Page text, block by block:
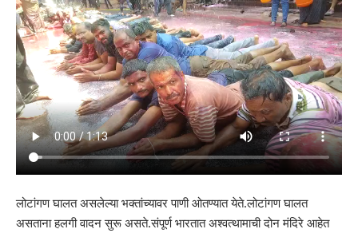
लोटांगण घालत असलेल्या भक्तांच्यावर पाणी ओतण्यात येते.लोटांगण घालत
असताना हलगी वादन सुरू असते.संपूर्ण भारतात अश्वत्थामाची दोन मंदिरे आहेत